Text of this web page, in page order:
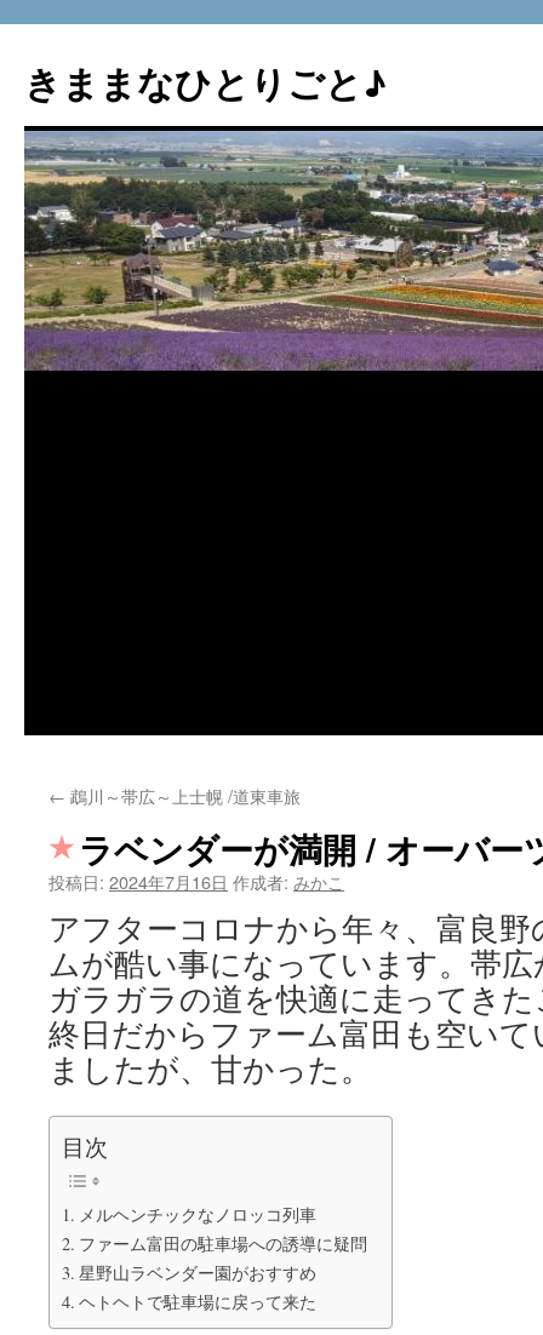
テ
ン
へ
ス
キ
ッ
プ
きままなひとりごと♪
← 鵡川～帯広～上士幌 /道東車旅
ラベンダーが満開 / オーバー
投稿日: 2024年7月16日 作成者: みかこ
アフターコロナから年々、富良
ムが酷い事になっています。帯
ガラガラの道を快適に走ってき
終日だからファーム富田も空い
ましたが、甘かった。
目次
メルヘンチックなノロッコ列車
ファーム富田の駐車場への誘導に疑問
星野山ラベンダー園がおすすめ
ヘトヘトで駐車場に戻って来た